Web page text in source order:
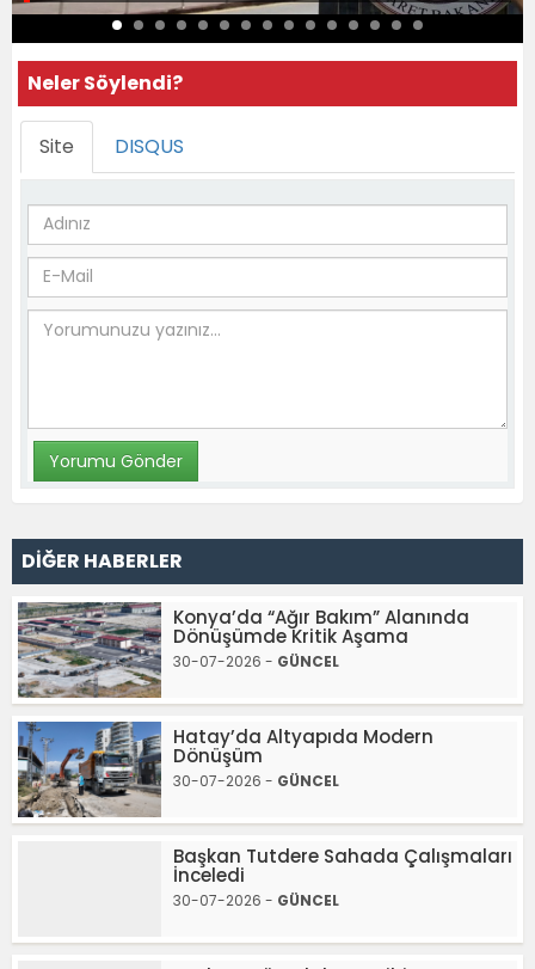
Neler Söylendi?
Site DISQUS
DİĞER HABERLER
Konya’da “Ağır Bakım” Alanında
Dönüşümde Kritik Aşama
30-07-2026 - GÜNCEL
Hatay’da Altyapıda Modern
Dönüşüm
30-07-2026 - GÜNCEL
Başkan Tutdere Sahada Çalışmaları
İnceledi
30-07-2026 - GÜNCEL